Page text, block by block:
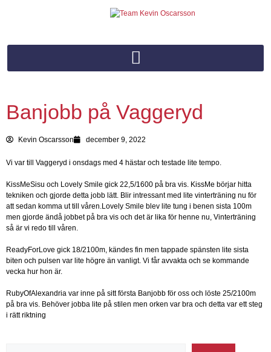
Banjobb på Vaggeryd
Kevin Oscarsson december 9, 2022
Vi var till Vaggeryd i onsdags med 4 hästar och testade lite tempo.
KissMeSisu och Lovely Smile gick 22,5/1600 på bra vis. KissMe börjar hitta
tekniken och gjorde detta jobb lätt. Blir intressant med lite vinterträning nu för
att sedan komma ut till våren.Lovely Smile blev lite tung i benen sista 100m
men gjorde ändå jobbet på bra vis och det är lika för henne nu, Vinterträning
så är vi redo till våren.
ReadyForLove gick 18/2100m, kändes fin men tappade spänsten lite sista
biten och pulsen var lite högre än vanligt. Vi får avvakta och se kommande
vecka hur hon är.
RubyOfAlexandria var inne på sitt första Banjobb för oss och löste 25/2100m
på bra vis. Behöver jobba lite på stilen men orken var bra och detta var ett steg
i rätt riktning